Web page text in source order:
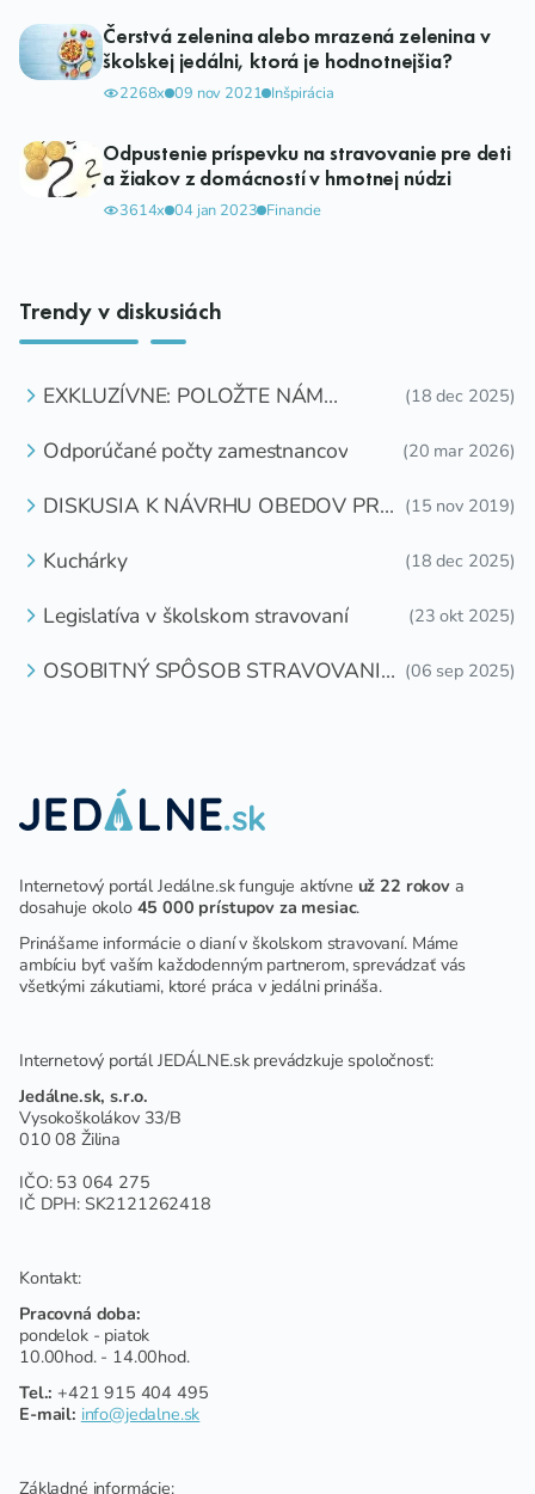
Čerstvá zelenina alebo mrazená zelenina v
školskej jedálni, ktorá je hodnotnejšia?
2268x 09 nov 2021 Inšpirácia
Odpustenie príspevku na stravovanie pre deti
a žiakov z domácností v hmotnej núdzi
3614x 04 jan 2023 Financie
Trendy v diskusiách
EXKLUZÍVNE: POLOŽTE NÁM
(18 dec 2025)
Odporúčané počty zamestnancov (20 mar 2026)
DISKUSIA K NÁVRHU OBEDOV PRE
(15 nov 2019)
Kuchárky (18 dec 2025)
Legislatíva v školskom stravovaní (23 okt 2025)
OSOBITNÝ SPÔSOB STRAVOVANIA (06 sep 2025)
Internetový portál Jedálne.sk funguje aktívne už 22 rokova
dosahuje okolo 45 000 prístupov za mesiac.
Prinášame informácie o dianí v školskom stravovaní. Máme
ambíciu byť vaším každodenným partnerom, sprevádzať vás
všetkými zákutiami, ktoré práca v jedálni prináša.
Internetový portál JEDÁLNE.sk prevádzkuje spoločnosť:
Jedálne.sk, s.r.o.
Vysokoškolákov 33/B
010 08 Žilina
IČO: 53 064 275
IČ DPH: SK2121262418
Kontakt:
Pracovná doba:
pondelok - piatok
10.00hod. - 14.00hod.
Tel.: +421 915 404 495
E-mail: info@jedalne.sk
Základné informácie: